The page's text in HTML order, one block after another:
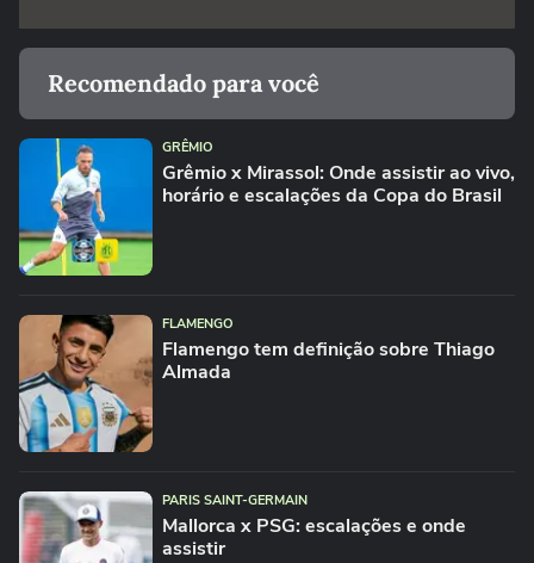
Recomendado para você
GRÊMIO
Grêmio x Mirassol: Onde assistir ao vivo,
horário e escalações da Copa do Brasil
FLAMENGO
Flamengo tem definição sobre Thiago
Almada
PARIS SAINT-GERMAIN
Mallorca x PSG: escalações e onde
assistir